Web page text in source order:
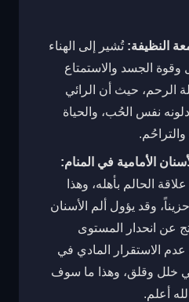
النظيفة:تُشير إلى الهناء
وقوة الجسد والاستمتاع
الرحم، حيث أن الرائي
نفس الحُب، والحياة
والتراحُم.
الأمامية في المنام:
الحالم بأهله، وهذا
وقد يؤول ألم الأسنان
عن انحدار المستوى
عدم الاستقرار المادي في
في خلل وقلق، وهذا ما سوف
أعلم.